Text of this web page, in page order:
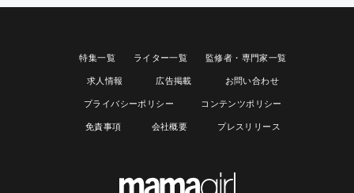
特集一覧 ライター一覧 監修者・専門家一覧
求人情報 広告掲載 お問い合わせ
プライバシーポリシー コンテンツポリシー
免責事項 会社概要 プレスリリース